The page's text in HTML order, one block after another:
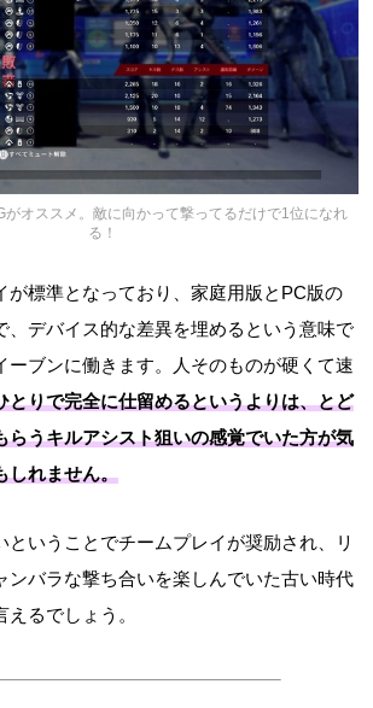
がオススメ。敵に向かって撃ってるだけで1位になれ
る！
が標準となっており、家庭用版とPC版の
、デバイス的な差異を埋めるという意味で
ーブンに働きます。人そのものが硬くて速
とりで完全に仕留めるというよりは、とど
らうキルアシスト狙いの感覚でいた方が気
しれません。
ということでチームプレイが奨励され、リ
ンバラな撃ち合いを楽しんでいた古い時代
るでしょう。